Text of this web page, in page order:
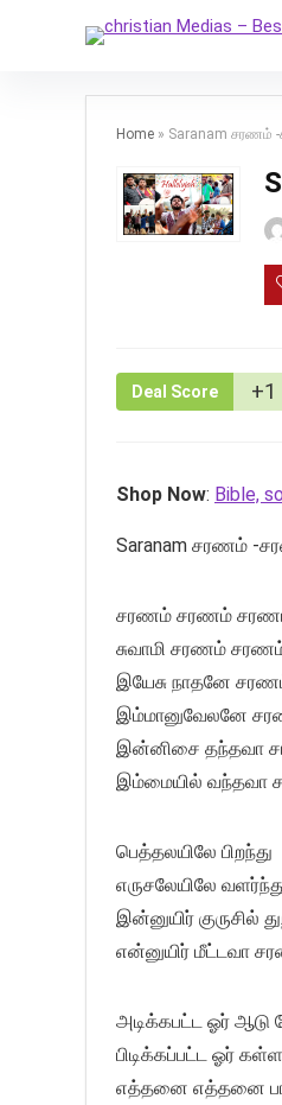
Home » Saranam சரணம்
Deal Score +1
Shop Now: Bible,
Saranam சரணம் -
சரணம் சரணம்
சுவாமி சரணம்
இயேசு நாதனே
இம்மானுவேலனே
இன்னிசை தந்தவா
இம்மையில் வந்தவா
பெத்தலயிலே பிறந்து
எருசலேயிலே
இன்னுயிர் குருசில்
என்னுயிர் மீட்டவா
அடிக்கபட்ட ஓர் ஆடு
பிடிக்கப்பட்ட ஓர்
எத்தனை எத்தனை